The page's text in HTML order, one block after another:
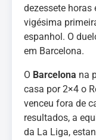
dezessete horas
vigésima
espanhol. O
em Barcelona.
O Barcelona na
casa por 2×4 o
venceu fora de
resultados, a
da La Liga,